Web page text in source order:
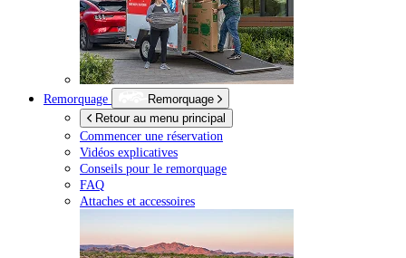
Remorquage
Remorquage
Retour au menu principal
Commencer une réservation
Vidéos explicatives
Conseils pour le remorquage
FAQ
Attaches et accessoires